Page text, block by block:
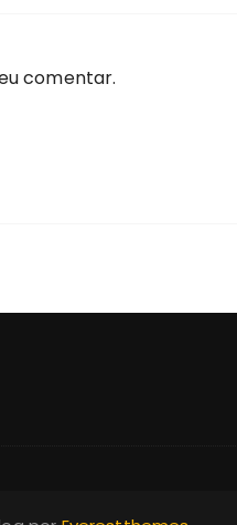
comentar.